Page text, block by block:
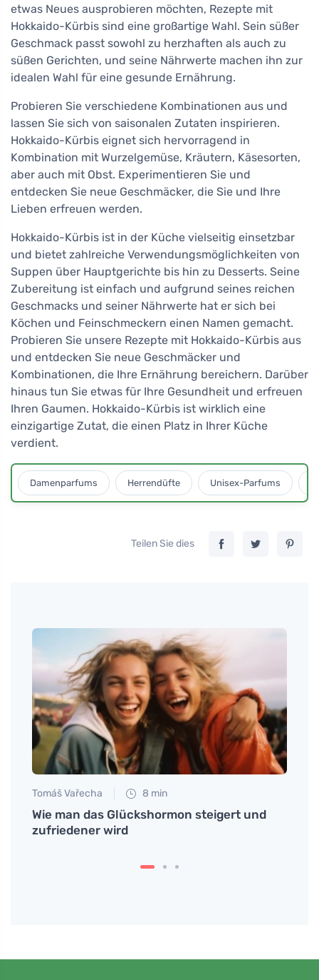
etwas Neues ausprobieren möchten, Rezepte mit
Hokkaido-Kürbis sind eine großartige Wahl. Sein süßer
Geschmack passt sowohl zu herzhaften als auch zu
süßen Gerichten, und seine Nährwerte machen ihn zur
idealen Wahl für eine gesunde Ernährung.
Probieren Sie verschiedene Kombinationen aus und
lassen Sie sich von saisonalen Zutaten inspirieren.
Hokkaido-Kürbis eignet sich hervorragend in
Kombination mit Wurzelgemüse, Kräutern, Käsesorten,
aber auch mit Obst. Experimentieren Sie und
entdecken Sie neue Geschmäcker, die Sie und Ihre
Lieben erfreuen werden.
Hokkaido-Kürbis ist in der Küche vielseitig einsetzbar
und bietet zahlreiche Verwendungsmöglichkeiten von
Suppen über Hauptgerichte bis hin zu Desserts. Seine
Zubereitung ist einfach und aufgrund seines reichen
Geschmacks und seiner Nährwerte hat er sich bei
Köchen und Feinschmeckern einen Namen gemacht.
Probieren Sie unsere Rezepte mit Hokkaido-Kürbis aus
und entdecken Sie neue Geschmäcker und
Kombinationen, die Ihre Ernährung bereichern. Darüber
hinaus tun Sie etwas für Ihre Gesundheit und erfreuen
Ihren Gaumen. Hokkaido-Kürbis ist wirklich eine
einzigartige Zutat, die einen Platz in Ihrer Küche
verdient.
Damenparfums Herrendüfte Unisex-Parfums
Teilen Sie dies
Tomáš Vařecha 8 min
Wie man das Glückshormon steigert und
zufriedener wird